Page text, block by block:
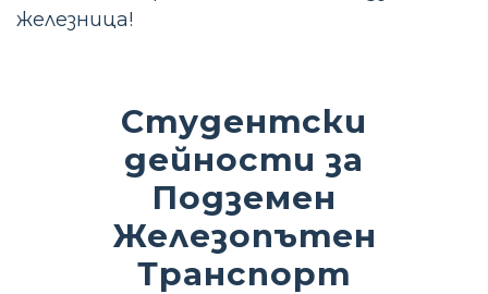
железница!
Студентски
дейности за
Подземен
Железопътен
Транспорт